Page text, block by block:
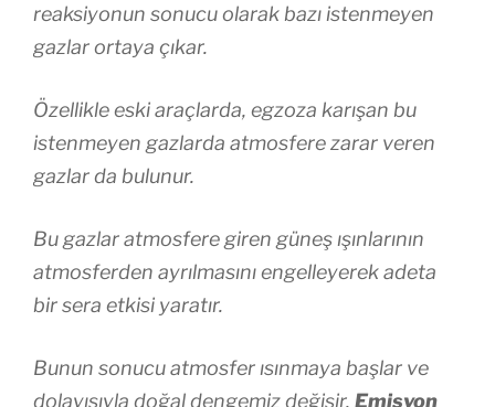
reaksiyonun sonucu olarak bazı istenmeyen
gazlar ortaya çıkar.
Özellikle eski araçlarda, egzoza karışan bu
istenmeyen gazlarda atmosfere zarar veren
gazlar da bulunur.
Bu gazlar atmosfere giren güneş ışınlarının
atmosferden ayrılmasını engelleyerek adeta
bir sera etkisi yaratır.
Bunun sonucu atmosfer ısınmaya başlar ve
dolayısıyla doğal dengemiz değişir. Emisyon